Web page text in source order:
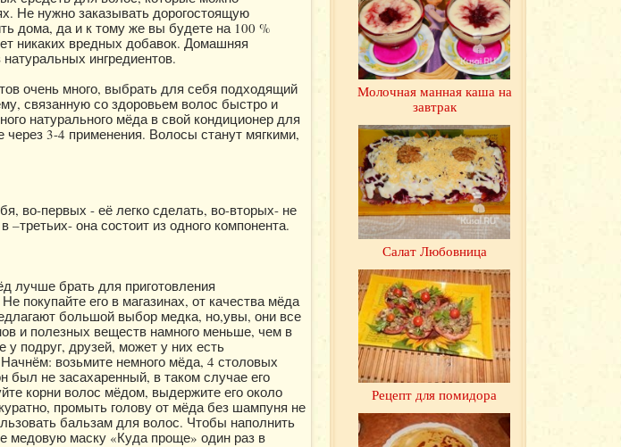
Не нужно заказывать дорогостоящую
дома, да и к тому же вы будете на 100 %
никаких вредных добавок. Домашняя
ингредиентов.
очень много, выбрать для себя подходящий
связанную со здоровьем волос быстро и
натурального мёда в свой кондиционер для
через 3-4 применения. Волосы станут мягкими,
во-первых - её легко сделать, во-вторых- не
–третьих- она состоит из одного компонента.
лучше брать для приготовления
покупайте его в магазинах, от качества мёда
большой выбор медка, но,увы, они все
и полезных веществ намного меньше, чем в
у подруг, друзей, может у них есть
возьмите немного мёда, 4 столовых
был не засахаренный, в таком случае его
корни волос мёдом, выдержите его около
промыть голову от мёда без шампуня не
бальзам для волос. Чтобы наполнить
медовую маску «Куда проще» один раз в
Молочная манная каша на
завтрак
Салат Любовница
Рецепт для помидора